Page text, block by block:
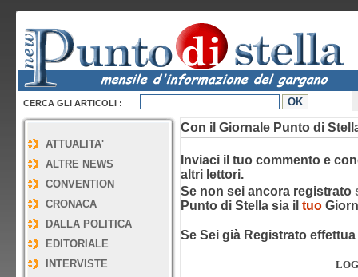
CERCA GLI ARTICOLI :
ATTUALITA'
ALTRE NEWS
CONVENTION
CRONACA
DALLA POLITICA
EDITORIALE
INTERVISTE
Con il Giornale Punto di
Inviaci il tuo commento e
altri lettori.
Se non sei ancora registrato
Punto di Stella sia il tuo
Se Sei già Registrato